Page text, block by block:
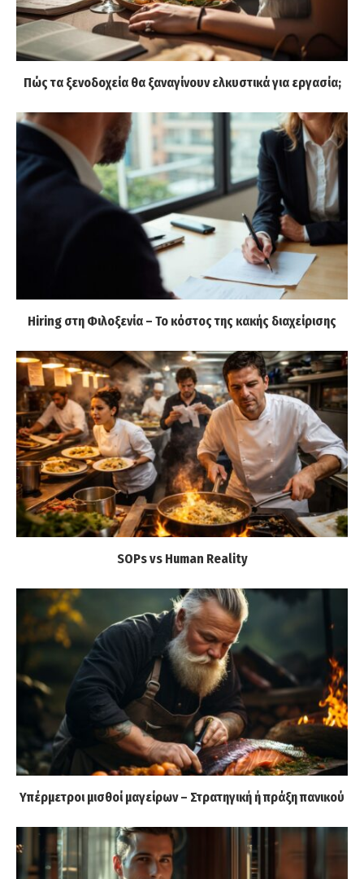
Πώς τα ξενοδοχεία θα ξαναγίνουν ελκυστικά για εργασία;
Hiring στη Φιλοξενία – Το κόστος της κακής διαχείρισης
SOPs vs Human Reality
Υπέρμετροι μισθοί μαγείρων – Στρατηγική ή πράξη πανικού